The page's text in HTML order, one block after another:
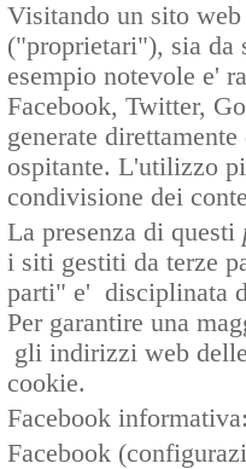
Visitando un sito
("proprietari"), sia da
esempio notevole e'
Facebook, Twitter,
generate
ospitante. L'utilizzo
condivisione dei
La presenza di questi
i siti gestiti da terze
parti" e' disciplinata
Per garantire una
gli indirizzi web
cookie.
Facebook
Facebook